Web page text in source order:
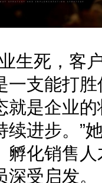
生死，客
一支能打
就是企业
续进步。”
孵化销售
受启发。